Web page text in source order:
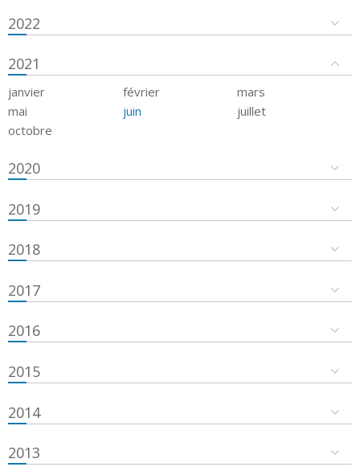
2022
2021
janvier février
mars
mai
juin
juillet
octobre
2020
2019
2018
2017
2016
2015
2014
2013